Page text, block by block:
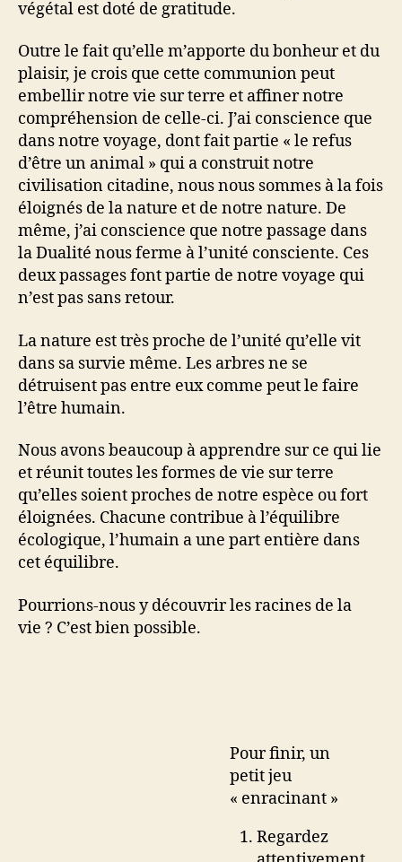
végétal est doté de gratitude.
Outre le fait qu’elle m’apporte du bonheur et du
plaisir, je crois que cette communion peut
embellir notre vie sur terre et affiner notre
compréhension de celle-ci. J’ai conscience que
dans notre voyage, dont fait partie « le refus
d’être un animal » qui a construit notre
civilisation citadine, nous nous sommes à la fois
éloignés de la nature et de notre nature. De
même, j’ai conscience que notre passage dans
la Dualité nous ferme à l’unité consciente. Ces
deux passages font partie de notre voyage qui
n’est pas sans retour.
La nature est très proche de l’unité qu’elle vit
dans sa survie même. Les arbres ne se
détruisent pas entre eux comme peut le faire
l’être humain.
Nous avons beaucoup à apprendre sur ce qui lie
et réunit toutes les formes de vie sur terre
qu’elles soient proches de notre espèce ou fort
éloignées. Chacune contribue à l’équilibre
écologique, l’humain a une part entière dans
cet équilibre.
Pourrions-nous y découvrir les racines de la
vie ? C’est bien possible.
Pour finir, un
petit jeu
« enracinant »
Regardez